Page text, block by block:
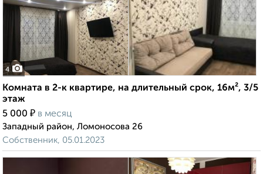
4
Комната в 2-к квартире, на длительный срок, 16м², 3/5
этаж
5 000 ₽ в месяц
Западный район, Ломоносова 26
Собственник, 05.01.2023